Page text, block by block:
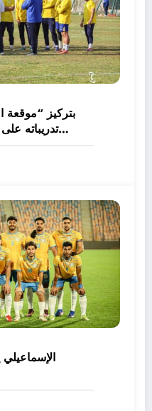
بتركيز “موقعة
تدريباته